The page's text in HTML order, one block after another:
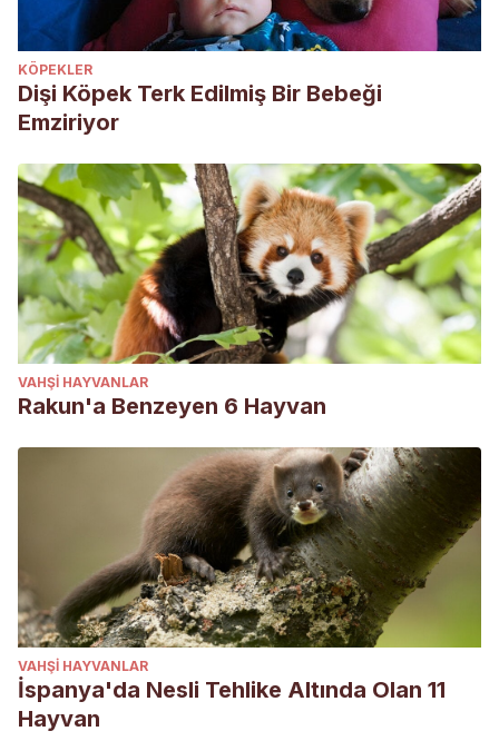
KÖPEKLER
Dişi Köpek Terk Edilmiş Bir Bebeği
Emziriyor
VAHŞI HAYVANLAR
Rakun'a Benzeyen 6 Hayvan
VAHŞI HAYVANLAR
İspanya'da Nesli Tehlike Altında Olan 11
Hayvan